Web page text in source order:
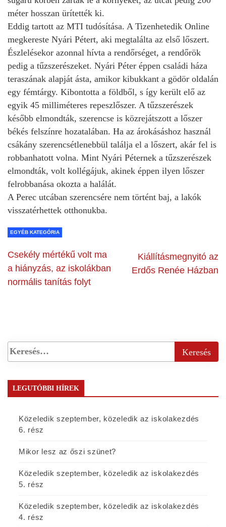
méter hosszan ürítették ki.
Eddig tartott az MTI tudósítása. A Tizenhetedik Online
megkereste Nyári Pétert, aki megtalálta az első lőszert.
Észlelésekor azonnal hívta a rendőrséget, a rendőrök
pedig a tűzszerészeket. Nyári Péter éppen családi háza
teraszának alapját ásta, amikor kibukkant a gödör oldalán
egy fémtárgy. Kibontotta a földből, s így került elő az
egyik 45 milliméteres repeszlőszer. A tűzszerészek
később elmondták, szerencse is közrejátszott a lőszer
békés felszínre hozatalában. Ha az árokásáshoz használ
csákány szerencsétlenebbül találja el a lőszert, akár fel is
robbanhatott volna. Mint Nyári Péternek a tűzszerészek
elmondták, volt kollégájuk, akinek éppen ilyen lőszer
felrobbanása okozta a halálát.
A Perec utcában szerencsére nem történt baj, a lakók
visszatérhettek otthonukba.
EGYÉB KATEGÓRIA
Csekély mértékű volt ma
a hiányzás, az iskolákban
normális tanítás folyt
Kiállításmegnyitó az
Erdős Renée Házban
LEGUTÓBBI HÍREK
Közeledik szeptember, közeledik az iskolakezdés
6. rész
Mikor lesz az őszi szünet?
Közeledik szeptember, közeledik az iskolakezdés
5. rész
Közeledik szeptember, közeledik az iskolakezdés
4. rész